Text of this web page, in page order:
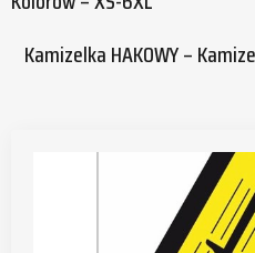
Kamizelka HAKOWY –